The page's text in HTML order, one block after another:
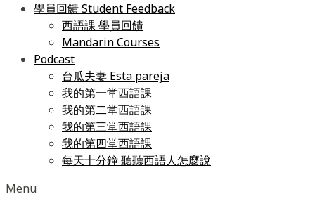
學員回饋 Student Feedback
西語課 學員回饋
Mandarin Courses
Podcast
台瓜夫妻 Esta pareja
我的第一堂西語課
我的第二堂西語課
我的第三堂西語課
我的第四堂西語課
每天十分鐘 聽聽西語人怎麼說
Menu